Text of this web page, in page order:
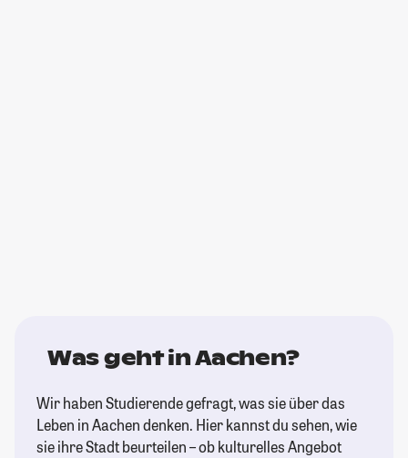
Was geht in Aachen?
Wir haben Studierende gefragt, was sie über das
Leben in Aachen denken. Hier kannst du sehen, wie
sie ihre Stadt beurteilen – ob kulturelles Angebot